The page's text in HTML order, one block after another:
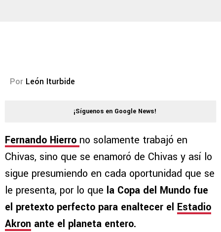
Por León Iturbide
¡Síguenos en Google News!
Fernando Hierro no solamente trabajó en
Chivas, sino que se enamoró de Chivas y así lo
sigue presumiendo en cada oportunidad que se
le presenta, por lo que la Copa del Mundo fue
el pretexto perfecto para enaltecer el Estadio
Akron ante el planeta entero.